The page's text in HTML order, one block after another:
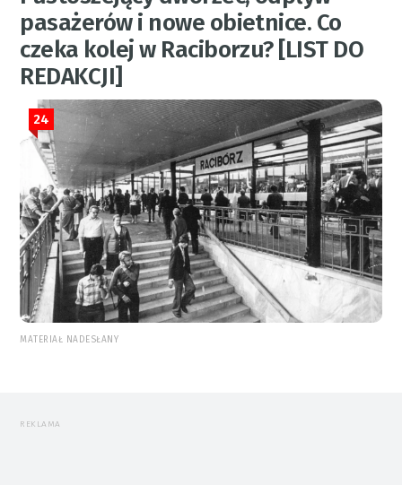
pasażerów i nowe obietnice. Co
czeka kolej w Raciborzu? [LIST DO
REDAKCJI]
24
MATERIAŁ NADESŁANY
REKLAMA